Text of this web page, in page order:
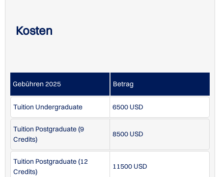
Studiengebühren an der Hawaii Pacific University
Kosten
Gebühren 2025 Betrag
Tuition Undergraduate 6500 USD
Tuition Postgraduate (9
Credits)
8500 USD
Tuition Postgraduate (12
Credits)
11500 USD